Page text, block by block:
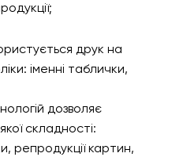
друк на
іменні таблички,
дозволяє
складності:
репродукції картин,